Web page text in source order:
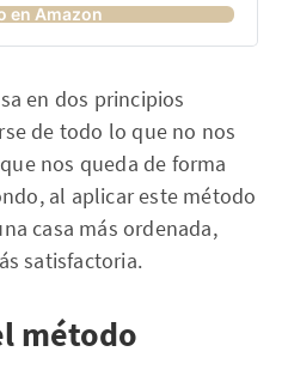
en Amazon
en dos principios
de todo lo que no nos
nos queda de forma
al aplicar este método
casa más ordenada,
satisfactoria.
método